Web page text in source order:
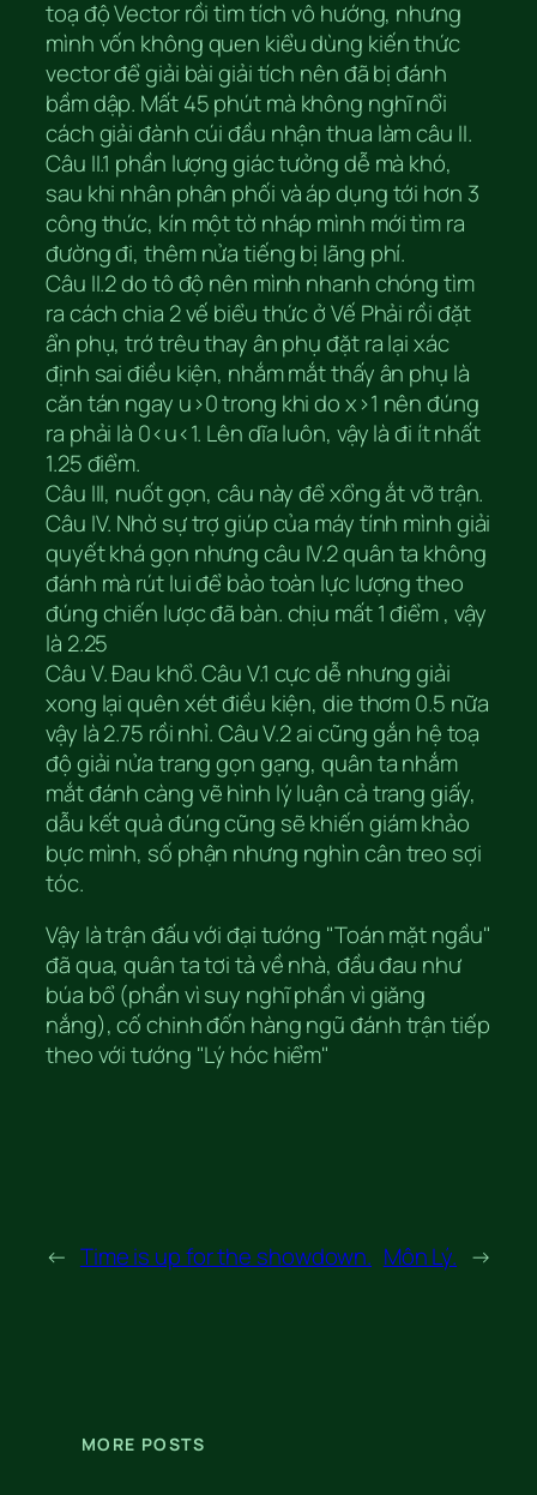
toạ độ Vector rồi tìm tích vô hướng, nhưng
mình vốn không quen kiểu dùng kiến thức
vector để giải bài giải tích nên đã bị đánh
bầm dập. Mất 45 phút mà không nghĩ nổi
cách giải đành cúi đầu nhận thua làm câu II.
Câu II.1 phần lượng giác tưởng dễ mà khó,
sau khi nhân phân phối và áp dụng tới hơn 3
công thức, kín một tờ nháp mình mới tìm ra
đường đi, thêm nửa tiếng bị lãng phí.
Câu II.2 do tô độ nên mình nhanh chóng tìm
ra cách chia 2 vế biểu thức ở Vế Phải rồi đặt
ẩn phụ, trớ trêu thay ân phụ đặt ra lại xác
định sai điều kiện, nhắm mắt thấy ân phụ là
căn tán ngay u>0 trong khi do x>1 nên đúng
ra phải là 0<u<1. Lên dĩa luôn, vậy là đi ít nhất
1.25 điểm.
Câu III, nuốt gọn, câu này để xổng ắt vỡ trận.
Câu IV. Nhờ sự trợ giúp của máy tính mình giải
quyết khá gọn nhưng câu IV.2 quân ta không
đánh mà rút lui để bảo toàn lực lượng theo
đúng chiến lược đã bàn. chịu mất 1 điểm , vậy
là 2.25
Câu V. Đau khổ. Câu V.1 cực dễ nhưng giải
xong lại quên xét điều kiện, die thơm 0.5 nữa
vậy là 2.75 rồi nhỉ. Câu V.2 ai cũng gắn hệ toạ
độ giải nửa trang gọn gạng, quân ta nhắm
mắt đánh càng vẽ hình lý luận cả trang giấy,
dẫu kết quả đúng cũng sẽ khiến giám khảo
bực mình, số phận nhưng nghìn cân treo sợi
tóc.
Vậy là trận đấu với đại tướng "Toán mặt ngầu"
đã qua, quân ta tơi tả về nhà, đầu đau như
búa bổ (phần vì suy nghĩ phần vì giăng
nắng), cố chinh đốn hàng ngũ đánh trận tiếp
theo với tướng "Lý hóc hiểm"
← Time is up for the showdown. Môn Lý. →
MORE POSTS